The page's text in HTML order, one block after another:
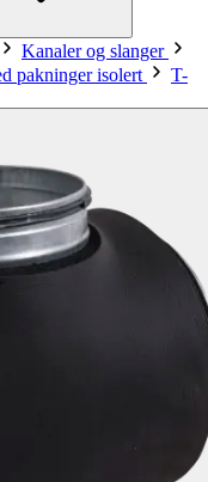
Kanaler og slanger
pakninger isolert
T-